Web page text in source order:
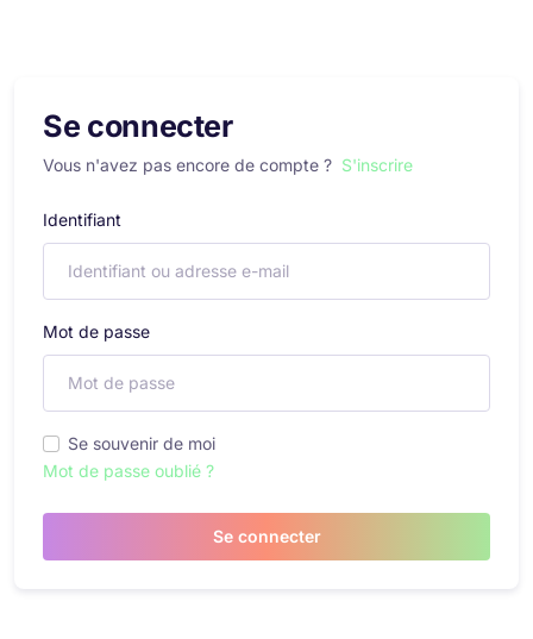
Se connecter
Vous n'avez pas encore de compte ? S'inscrire
Identifiant
Mot de passe
Se souvenir de moi
Mot de passe oublié ?
Se connecter